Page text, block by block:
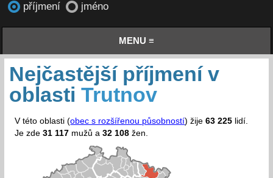
příjmení jméno
MENU ≡
Nejčastější příjmení v
oblasti Trutnov
V této oblasti (obec s rozšířenou působností) žije63 225 lidí.
Je zde31 117 mužů a32 108 žen.